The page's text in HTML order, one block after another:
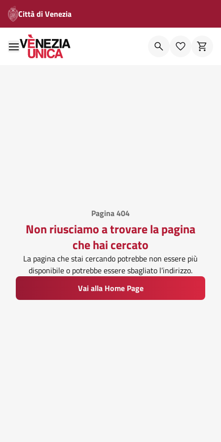
Città di Venezia
Pagina 404
Non riusciamo a trovare la pagina
che hai cercato
La pagina che stai cercando potrebbe non essere più
disponibile o potrebbe essere sbagliato l’indirizzo.
Vai alla Home Page